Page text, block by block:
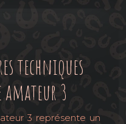
techniques
amateur 3
3 représente un